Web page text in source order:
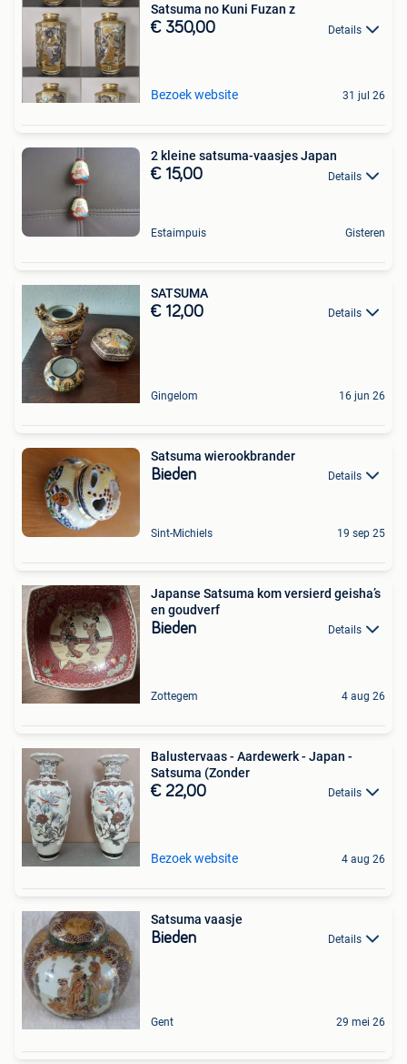
Satsuma no Kuni Fuzan z
€ 350,00 Details
Bezoek website 31 jul 26
2 kleine satsuma-vaasjes Japan
€ 15,00 Details
Estaimpuis Gisteren
SATSUMA
€ 12,00 Details
Gingelom 16 jun 26
Satsuma wierookbrander
Bieden Details
Sint-Michiels 19 sep 25
Japanse Satsuma kom versierd geisha’s
en goudverf
Bieden Details
Zottegem 4 aug 26
Balustervaas - Aardewerk - Japan -
Satsuma (Zonder
€ 22,00 Details
Bezoek website 4 aug 26
Satsuma vaasje
Bieden Details
Gent 29 mei 26